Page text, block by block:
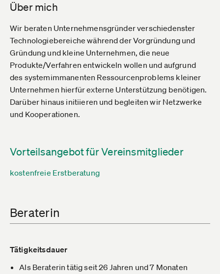
Über mich
Wir beraten Unternehmensgründer verschiedenster
Technologiebereiche während der Vorgründung und
Gründung und kleine Unternehmen, die neue
Produkte/Verfahren entwickeln wollen und aufgrund
des systemimmanenten Ressourcenproblems kleiner
Unternehmen hierfür externe Unterstützung benötigen.
Darüber hinaus initiieren und begleiten wir Netzwerke
und Kooperationen.
Vorteilsangebot für Vereinsmitglieder
kostenfreie Erstberatung
Beraterin
Tätigkeitsdauer
Als Beraterin tätig seit 26 Jahren und 7 Monaten